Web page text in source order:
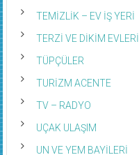
TEMİZLİK – EV İŞ YERİ
TERZİ VE DİKİM EVLERİ
TÜPÇÜLER
TURİZM ACENTE
TV – RADYO
UÇAK ULAŞIM
UN VE YEM BAYİLERİ